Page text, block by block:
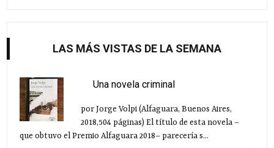
LAS MÁS VISTAS DE LA SEMANA
Una novela criminal
por Jorge Volpi (Alfaguara, Buenos Aires,
2018,504 páginas) El título de esta novela –
que obtuvo el Premio Alfaguara 2018– parecería s...